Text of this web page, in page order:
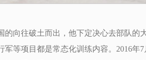
向往破土而出，他下定决心去部队的
等项目都是常态化训练内容。2016年